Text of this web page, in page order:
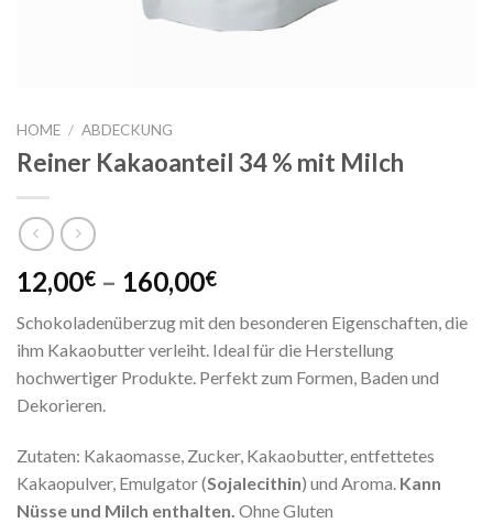
HOME / ABDECKUNG
Reiner Kakaoanteil 34 % mit Milch
12,00€ – 160,00€
Schokoladenüberzug mit den besonderen Eigenschaften, die
ihm Kakaobutter verleiht. Ideal für die Herstellung
hochwertiger Produkte. Perfekt zum Formen, Baden und
Dekorieren.
Zutaten: Kakaomasse, Zucker, Kakaobutter, entfettetes
Kakaopulver, Emulgator (Sojalecithin) und Aroma. Kann
Nüsse und Milch enthalten. Ohne Gluten